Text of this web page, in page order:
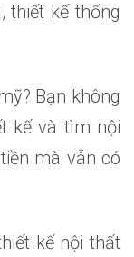
thiết kế thống
Bạn không
kế và tìm nội
mà vẫn có
kế nội thất